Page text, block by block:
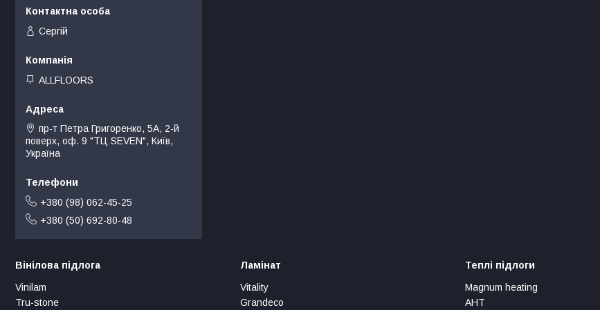
Сергій
ALLFLOORS
пр-т Петра Григоренко, 5А, 2-й
поверх, оф. 9 "ТЦ SEVEN", Київ,
Україна
+380 (98) 062-45-25
+380 (50) 692-80-48
Вінілова підлога
Vinilam
Tru-stone
Ламінат
Vitality
Grandeco
Теплі підлоги
Magnum heating
АНТ